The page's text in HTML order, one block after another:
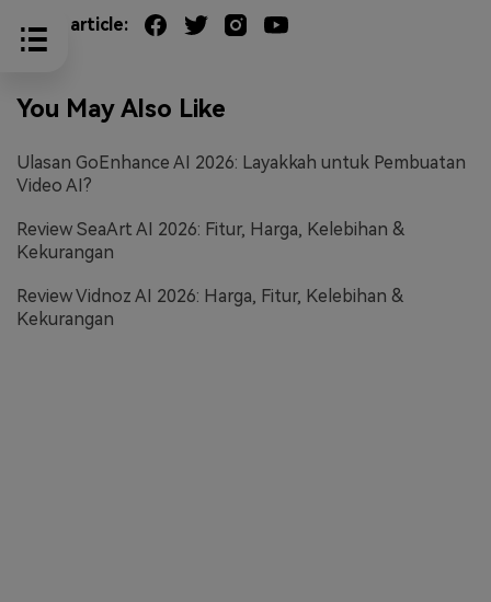
Share article:
You May Also Like
Ulasan GoEnhance AI 2026: Layakkah untuk Pembuatan
Video AI?
Review SeaArt AI 2026: Fitur, Harga, Kelebihan &
Kekurangan
Review Vidnoz AI 2026: Harga, Fitur, Kelebihan &
Kekurangan